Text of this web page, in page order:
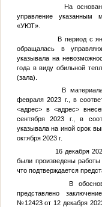
На основании
управление указанным
«УЮТ».
В период с
обращалась в
указывала на
года в виду обильной
(зала).
В
февраля 2023 г., в
<адрес>в <адрес>
сентября 2023 г., в
указывала на иной срок
октября 2023 г.
16 декабря
были произведены
что подтверждается
В
представлено
№12423 от 12 декабря